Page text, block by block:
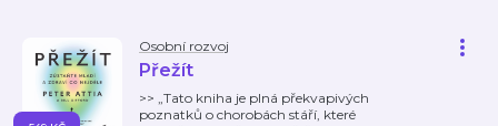
Osobní rozvoj
Přežít
>> „Tato kniha je plná překvapivých
poznatků o chorobách stáří, které